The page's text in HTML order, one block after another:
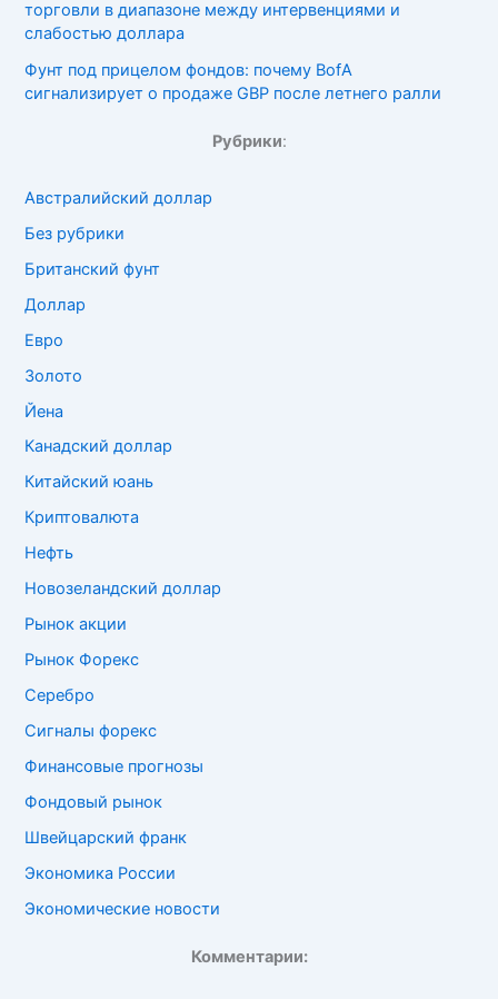
торговли в диапазоне между интервенциями и
слабостью доллара
Фунт под прицелом фондов: почему BofA
сигнализирует о продаже GBP после летнего ралли
Рубрики:
Австралийский доллар
Без рубрики
Британский фунт
Доллар
Евро
Золото
Йена
Канадский доллар
Китайский юань
Криптовалюта
Нефть
Новозеландский доллар
Рынок акции
Рынок Форекс
Серебро
Сигналы форекс
Финансовые прогнозы
Фондовый рынок
Швейцарский франк
Экономика России
Экономические новости
Комментарии: